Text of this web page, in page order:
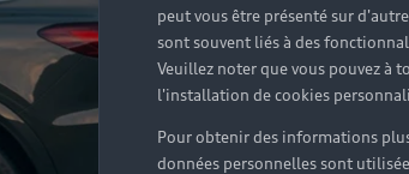
peut vous être présenté sur
sont souvent liés à des
Veuillez noter que vous pouvez à
l'installation de cookies
Pour obtenir des informations
données personnelles sont